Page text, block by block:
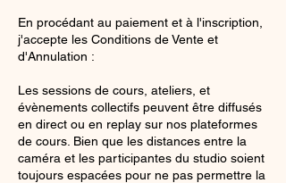
En procédant au paiement et à l'inscription,
j'accepte les Conditions de Vente et
d'Annulation :
Les sessions de cours, ateliers, et
évènements collectifs peuvent être diffusés
en direct ou en replay sur nos plateformes
de cours. Bien que les distances entre la
caméra et les participantes du studio soient
toujours espacées pour ne pas permettre la